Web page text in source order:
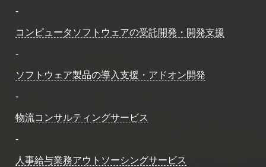
-
コンピュータソフトウェアの受託開発・開発支援
-
ソフトウェア製品の導入支援・アドオン開発
-
物流コンサルティングサービス
-
人事給与業務アウトソーシングサービス